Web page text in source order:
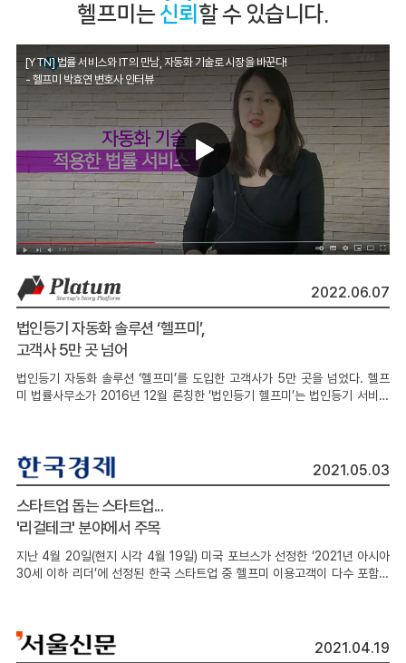
헬프미는 신뢰 할 수 있습니다.
[YTN] 법률 서비스와 IT의 만남, 자동화 기술로 시장을 바꾼다!
- 헬프미 박효연 변호사 인터뷰
법인등기 자동화 솔루션 ‘헬프미’,
고객사 5만 곳 넘어
법인등기 자동화 솔루션 ‘헬프미’를 도입한 고객사가 5만 곳을 넘었다. 헬프
미 법률사무소가 2016년 12월 론칭한 ‘법인등기 헬프미’는 법인등기 서비스
2022.06.07
스타트업 돕는 스타트업...
'리걸테크' 분야에서 주목
지난 4월 20일(현지 시각 4월 19일) 미국 포브스가 선정한 ‘2021년 아시아
30세 이하 리더’에 선정된 한국 스타트업 중 헬프미 이용고객이 다수 포함된
2021.05.03
2021.04.19